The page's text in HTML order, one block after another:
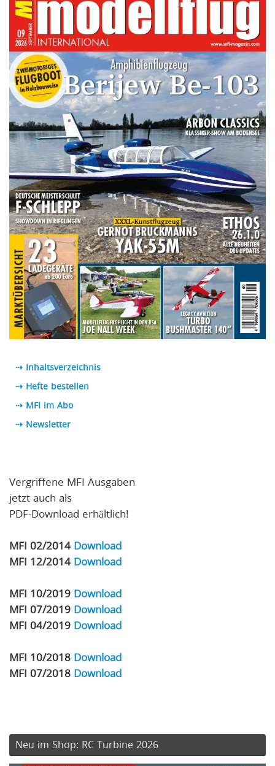
⇢ Inhaltsverzeichnis
⇢ Hefte bestellen
⇢ MFI im Abo
⇢ Newsletter
Vergriffene MFI Ausgaben
jetzt auch als
PDF-Download erhältlich!
MFI 02/2014 Download
MFI 12/2014 Download
MFI 10/2019 Download
MFI 07/2019 Download
MFI 04/2019 Download
MFI 10/2018 Download
MFI 07/2018 Download
Neu im Shop: RC Turbine 2026